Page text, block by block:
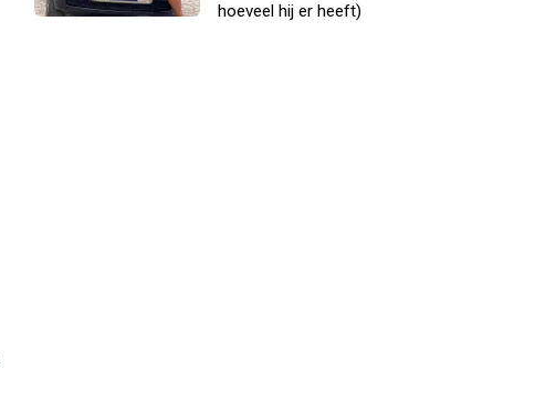
hoeveel hij er heeft)